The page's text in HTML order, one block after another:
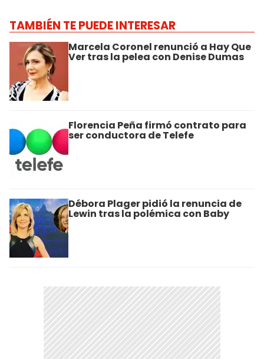
TAMBIÉN TE PUEDE INTERESAR
Marcela Coronel renunció a Hay Que
Ver tras la pelea con Denise Dumas
Florencia Peña firmó contrato para
ser conductora de Telefe
Débora Plager pidió la renuncia de
Lewin tras la polémica con Baby